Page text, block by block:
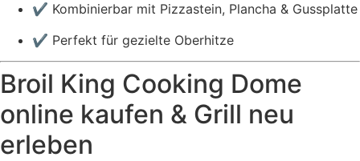
✔ Kombinierbar mit Pizzastein, Plancha & Gussplatte
✔ Perfekt für gezielte Oberhitze
Broil King Cooking Dome
online kaufen & Grill neu
erleben